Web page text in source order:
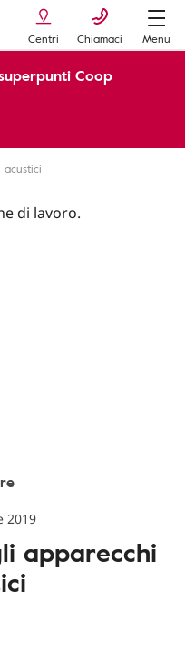
Centri Chiamaci Menu
Coop
acustici
2019
apparecchi